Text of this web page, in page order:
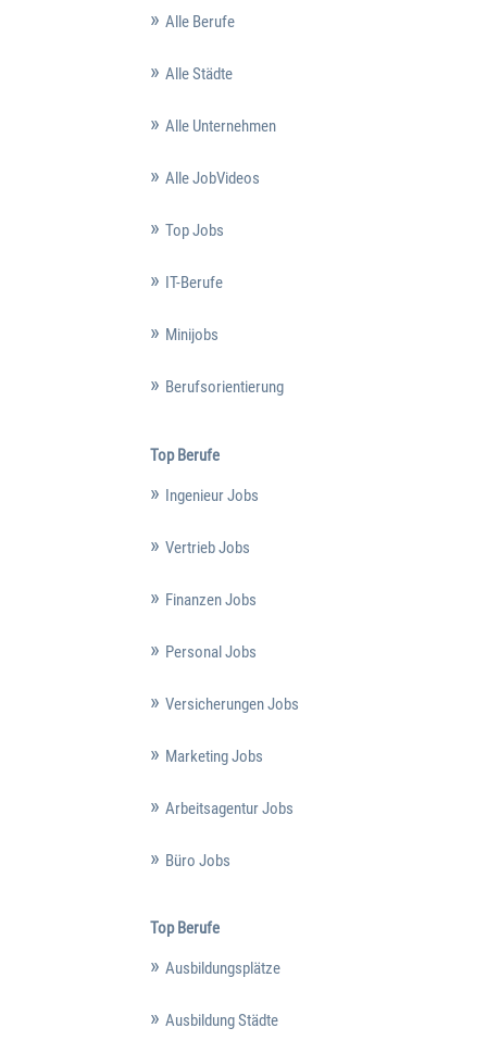
Alle Berufe
Alle Städte
Alle Unternehmen
Alle JobVideos
Top Jobs
IT-Berufe
Minijobs
Berufsorientierung
Top Berufe
Ingenieur Jobs
Vertrieb Jobs
Finanzen Jobs
Personal Jobs
Versicherungen Jobs
Marketing Jobs
Arbeitsagentur Jobs
Büro Jobs
Top Berufe
Ausbildungsplätze
Ausbildung Städte